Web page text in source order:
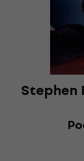
Stephen